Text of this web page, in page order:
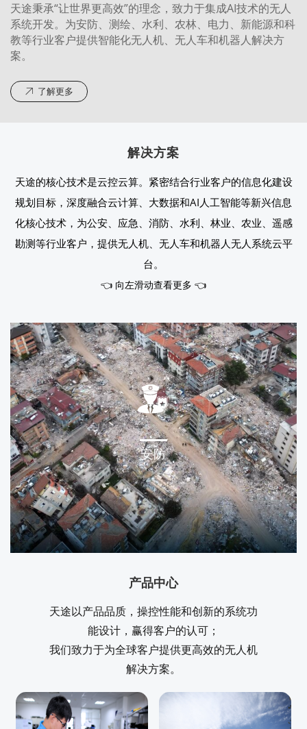
天途秉承“让世界更高效”的理念，致力于集成AI技术的无人
系统开发。为安防、测绘、水利、农林、电力、新能源和科
教等行业客户提供智能化无人机、无人车和机器人解决方
案。
 了解更多
解决方案
天途的核心技术是云控云算。紧密结合行业客户的信息化建设
规划目标，深度融合云计算、大数据和AI人工智能等新兴信息
化核心技术，为公安、应急、消防、水利、林业、农业、遥感
勘测等行业客户，提供无人机、无人车和机器人无人系统云平
台。
👈 向左滑动查看更多 👈
安防
安防
产品中心
天途以产品品质，操控性能和创新的系统功
能设计，赢得客户的认可；
我们致力于为全球客户提供更高效的无人机
解决方案。